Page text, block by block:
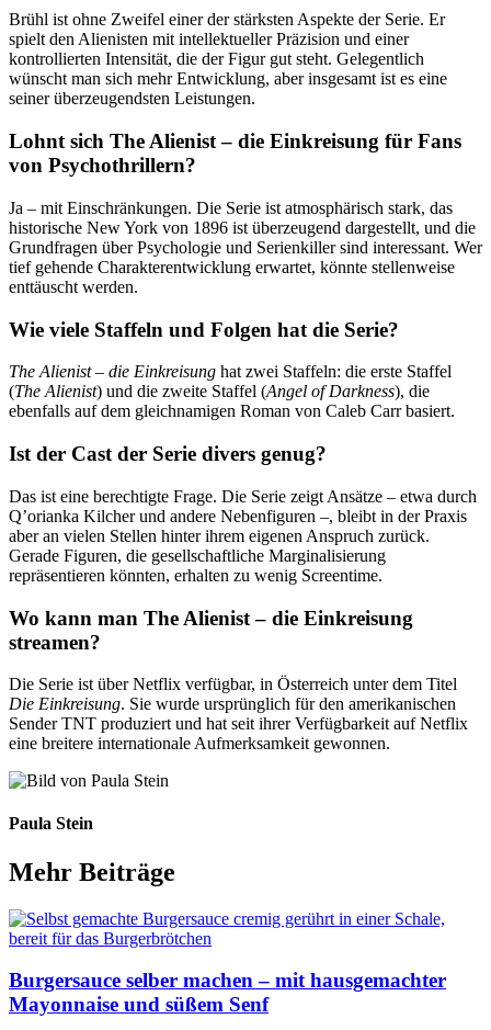
Brühl ist ohne Zweifel einer der stärksten Aspekte der Serie. Er
spielt den Alienisten mit intellektueller Präzision und einer
kontrollierten Intensität, die der Figur gut steht. Gelegentlich
wünscht man sich mehr Entwicklung, aber insgesamt ist es eine
seiner überzeugendsten Leistungen.
Lohnt sich The Alienist – die Einkreisung für Fans
von Psychothrillern?
Ja – mit Einschränkungen. Die Serie ist atmosphärisch stark, das
historische New York von 1896 ist überzeugend dargestellt, und die
Grundfragen über Psychologie und Serienkiller sind interessant. Wer
tief gehende Charakterentwicklung erwartet, könnte stellenweise
enttäuscht werden.
Wie viele Staffeln und Folgen hat die Serie?
The Alienist – die Einkreisung hat zwei Staffeln: die erste Staffel
(The Alienist) und die zweite Staffel (Angel of Darkness), die
ebenfalls auf dem gleichnamigen Roman von Caleb Carr basiert.
Ist der Cast der Serie divers genug?
Das ist eine berechtigte Frage. Die Serie zeigt Ansätze – etwa durch
Q’orianka Kilcher und andere Nebenfiguren –, bleibt in der Praxis
aber an vielen Stellen hinter ihrem eigenen Anspruch zurück.
Gerade Figuren, die gesellschaftliche Marginalisierung
repräsentieren könnten, erhalten zu wenig Screentime.
Wo kann man The Alienist – die Einkreisung
streamen?
Die Serie ist über Netflix verfügbar, in Österreich unter dem Titel
Die Einkreisung. Sie wurde ursprünglich für den amerikanischen
Sender TNT produziert und hat seit ihrer Verfügbarkeit auf Netflix
eine breitere internationale Aufmerksamkeit gewonnen.
Paula Stein
Mehr Beiträge
Burgersauce selber machen – mit hausgemachter
Mayonnaise und süßem Senf